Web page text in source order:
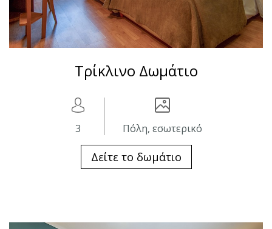
Τρίκλινο Δωμάτιο
3 Πόλη, εσωτερικό
Δείτε το δωμάτιο